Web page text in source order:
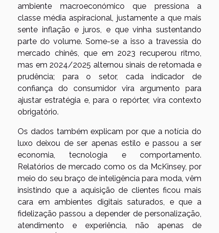
ambiente macroeconómico que pressiona a
classe média aspiracional, justamente a que mais
sente inflação e juros, e que vinha sustentando
parte do volume. Some-se a isso a travessia do
mercado chinês, que em 2023 recuperou ritmo,
mas em 2024/2025 alternou sinais de retomada e
prudência; para o setor, cada indicador de
confiança do consumidor vira argumento para
ajustar estratégia e, para o repórter, vira contexto
obrigatório.
Os dados também explicam por que a notícia do
luxo deixou de ser apenas estilo e passou a ser
economia, tecnologia e comportamento.
Relatórios de mercado como os da McKinsey, por
meio do seu braço de inteligência para moda, vêm
insistindo que a aquisição de clientes ficou mais
cara em ambientes digitais saturados, e que a
fidelização passou a depender de personalização,
atendimento e experiência, não apenas de